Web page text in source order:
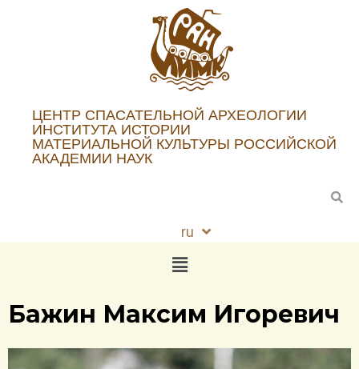
ЦЕНТР СПАСАТЕЛЬНОЙ АРХЕОЛОГИИ
ИНСТИТУТА ИСТОРИИ
МАТЕРИАЛЬНОЙ КУЛЬТУРЫ РОССИЙСКОЙ
АКАДЕМИИ НАУК
ru
en
Бажин Максим Игоревич